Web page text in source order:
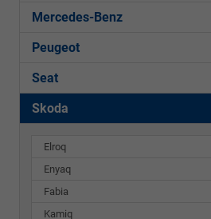
Mercedes-Benz
Peugeot
Seat
Skoda
Elroq
Enyaq
Fabia
Kamiq